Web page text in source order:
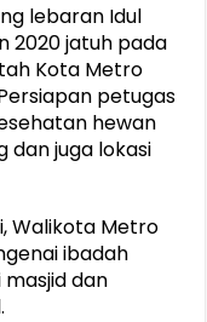
lebaran Idul
2020 jatuh pada
Kota Metro
petugas
hewan
dan juga lokasi
Walikota Metro
ibadah
dan